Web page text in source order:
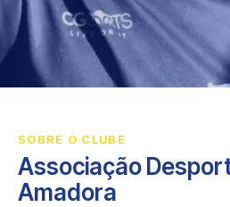
SOBRE O CLUBE
Associação
Amadora